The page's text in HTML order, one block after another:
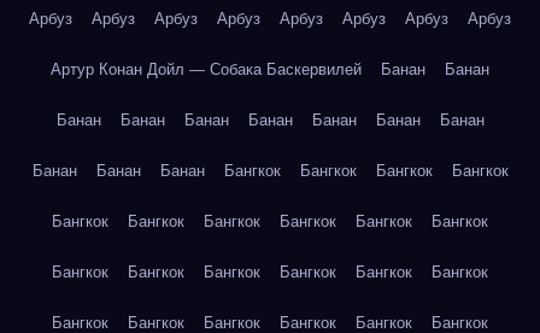
Арбуз Арбуз Арбуз Арбуз Арбуз Арбуз Арбуз Арбуз
Артур Конан Дойл — Собака Баскервилей Банан Банан
Банан Банан Банан Банан Банан Банан Банан
Банан Банан Банан Бангкок Бангкок Бангкок Бангкок
Бангкок Бангкок Бангкок Бангкок Бангкок Бангкок
Бангкок Бангкок Бангкок Бангкок Бангкок Бангкок
Бангкок Бангкок Бангкок Бангкок Бангкок Бангкок